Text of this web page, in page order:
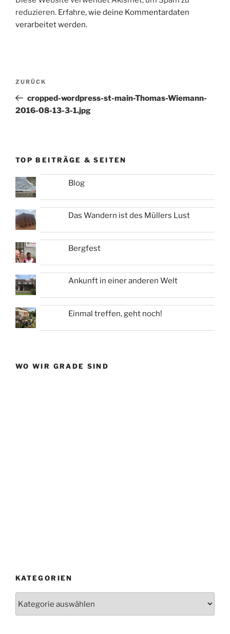
reduzieren. Erfahre, wie deine Kommentardaten
verarbeitet werden.
Beitragsnavigation
Vorheriger
Beitrag
ZURÜCK
cropped-wordpress-st-main-Thomas-Wiemann-
2016-08-13-3-1.jpg
TOP BEITRÄGE & SEITEN
Blog
Das Wandern ist des Müllers Lust
Bergfest
Ankunft in einer anderen Welt
Einmal treffen, geht noch!
WO WIR GRADE SIND
KATEGORIEN